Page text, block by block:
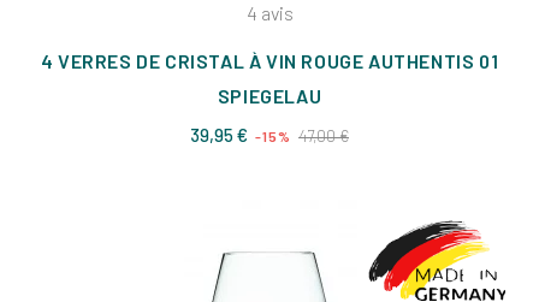
4 avis
4 VERRES DE CRISTAL À VIN ROUGE AUTHENTIS 01
SPIEGELAU
39,95 € Prix
-15% 47,00 €Prix